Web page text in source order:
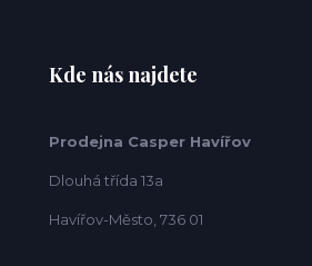
Kde nás najdete
Prodejna Casper Havířov
Dlouhá třída 13a
Havířov-Město, 736 01